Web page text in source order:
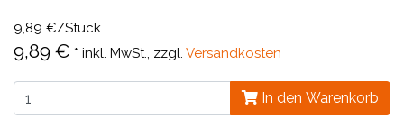
9,89 €/Stück
9,89 € * inkl. MwSt., zzgl. Versandkosten
In den Warenkorb